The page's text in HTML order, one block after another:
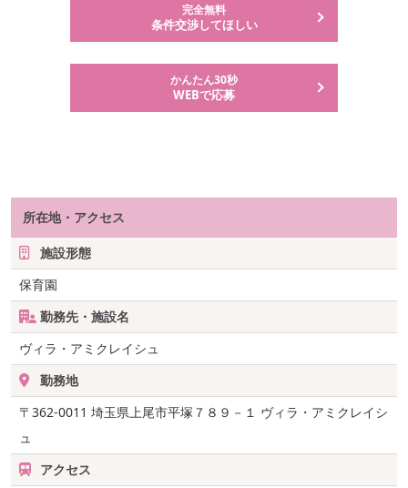
完全無料
条件交渉してほしい
かんたん30秒
WEBで応募
所在地・アクセス
施設形態
保育園
勤務先・施設名
ヴィラ・アミクレイシュ
勤務地
〒362-0011 埼玉県上尾市平塚７８９－１ ヴィラ・アミクレイシ
ュ
アクセス